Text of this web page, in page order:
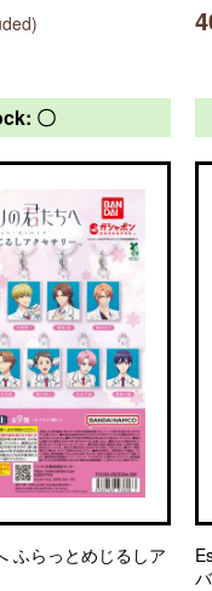
〇
ふらっとめじるしア